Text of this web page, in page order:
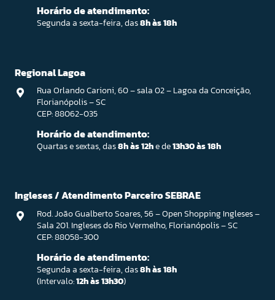
Horário de atendimento:
Segunda a sexta-feira, das8h às 18h
Regional Lagoa
Rua Orlando Carioni, 60 – sala 02 – Lagoa da Conceição,
Florianópolis – SC
CEP: 88062-035
Horário de atendimento:
Quartas e sextas, das8h às 12he de13h30 às 18h
Ingleses / Atendimento Parceiro SEBRAE
Rod. João Gualberto Soares, 56 – Open Shopping Ingleses –
Sala 201. Ingleses do Rio Vermelho, Florianópolis – SC
CEP: 88058-300
Horário de atendimento:
Segunda a sexta-feira, das8h às 18h
(Intervalo:12h às 13h30)